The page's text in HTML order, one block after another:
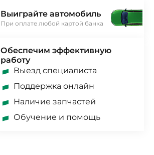
Выиграйте автомобиль
При оплате любой картой банка
Обеспечим эффективную
работу
Выезд специалиста
Поддержка онлайн
Наличие запчастей
Обучение и помощь